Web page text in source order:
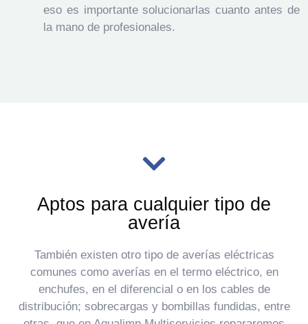
eso es importante solucionarlas cuanto antes de
la mano de profesionales.
Aptos para cualquier tipo de
avería
También existen otro tipo de averías eléctricas
comunes como averías en el termo eléctrico, en
enchufes, en el diferencial o en los cables de
distribución; sobrecargas y bombillas fundidas, entre